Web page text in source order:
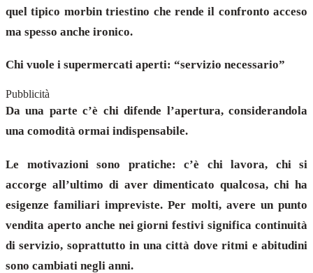
quel tipico morbin triestino che rende il confronto acceso
ma spesso anche ironico.
Chi vuole i supermercati aperti: “servizio necessario”
Pubblicità
Da una parte c’è chi difende l’apertura, considerandola
una comodità ormai indispensabile.
Le motivazioni sono pratiche: c’è chi lavora, chi si
accorge all’ultimo di aver dimenticato qualcosa, chi ha
esigenze familiari impreviste. Per molti, avere un punto
vendita aperto anche nei giorni festivi significa continuità
di servizio, soprattutto in una città dove ritmi e abitudini
sono cambiati negli anni.